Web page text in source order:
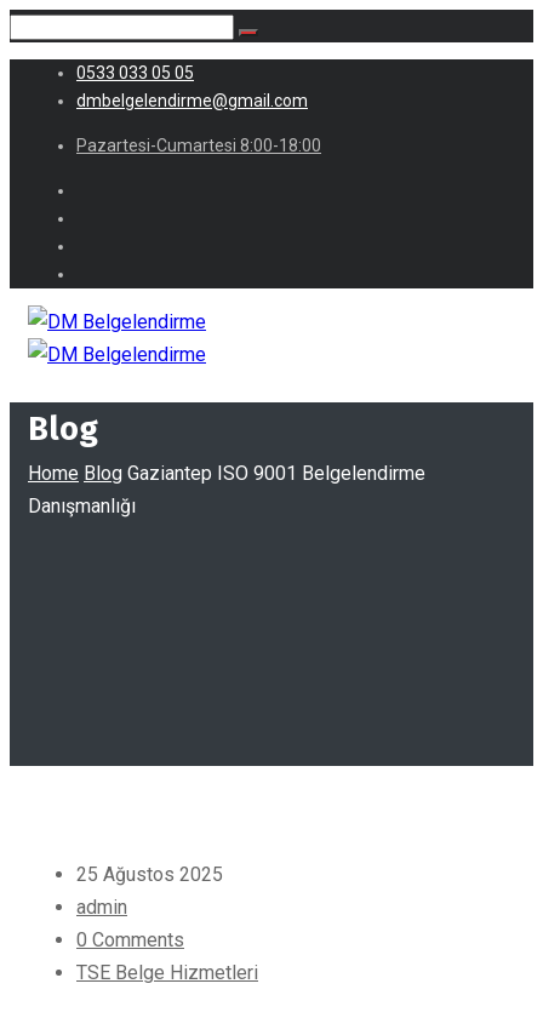
0533 033 05 05
dmbelgelendirme@gmail.com
Pazartesi-Cumartesi 8:00-18:00
Blog
Home Blog Gaziantep ISO 9001 Belgelendirme
Danışmanlığı
25 Ağustos 2025
admin
0 Comments
TSE Belge Hizmetleri